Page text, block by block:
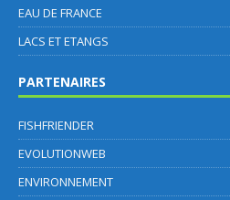
EAU DE FRANCE
LACS ET ETANGS
PARTENAIRES
FISHFRIENDER
EVOLUTIONWEB
ENVIRONNEMENT